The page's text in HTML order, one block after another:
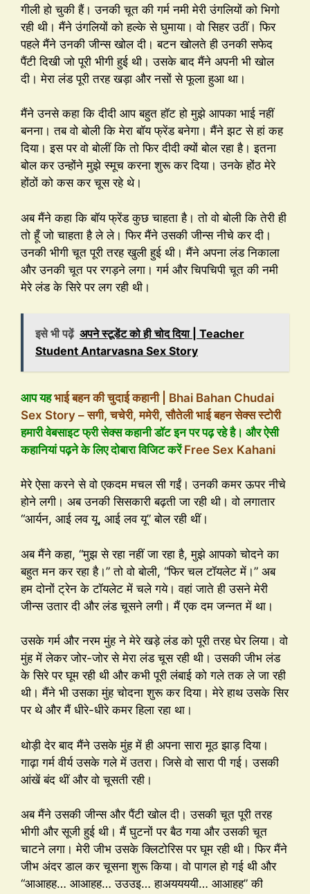
गीली हो चुकी हैं। उनकी चूत की गर्म नमी मेरी उंगलियों को भिगो
रही थी। मैंने उंगलियों को हल्के से घुमाया। वो सिहर उठीं। फिर
पहले मैंने उनकी जीन्स खोल दी। बटन खोलते ही उनकी सफेद
पैंटी दिखी जो पूरी भीगी हुई थी। उसके बाद मैंने अपनी भी खोल
दी। मेरा लंड पूरी तरह खड़ा और नसों से फूला हुआ था।
मैंने उनसे कहा कि दीदी आप बहुत हॉट हो मुझे आपका भाई नहीं
बनना। तब वो बोली कि मेरा बॉय फ्रेंड बनेगा। मैंने झट से हां कह
दिया। इस पर वो बोलीं कि तो फिर दीदी क्यों बोल रहा है। इतना
बोल कर उन्होंने मुझे स्मूच करना शुरू कर दिया। उनके होंठ मेरे
होंठों को कस कर चूस रहे थे।
अब मैंने कहा कि बॉय फ्रेंड कुछ चाहता है। तो वो बोली कि तेरी ही
तो हूँ जो चाहता है ले ले। फिर मैंने उसकी जीन्स नीचे कर दी।
उनकी भीगी चूत पूरी तरह खुली हुई थी। मैंने अपना लंड निकाला
और उनकी चूत पर रगड़ने लगा। गर्म और चिपचिपी चूत की नमी
मेरे लंड के सिरे पर लग रही थी।
इसे भी पढ़ें अपने स्टूडेंट को ही चोद दिया | Teacher
Student Antarvasna Sex Story
आप यहभाई बहन की चुदाई कहानी | Bhai Bahan Chudai
Sex Story – सगी, चचेरी, ममेरी, सौतेली भाई बहन सेक्स स्टोरी
हमारी वेबसाइट फ्री सेक्स कहानी डॉट इन पर पढ़ रहे है। और ऐसी
कहानियां पढ़ने के लिए दोबारा विजिट करेंFree Sex Kahani
मेरे ऐसा करने से वो एकदम मचल सी गईं। उनकी कमर ऊपर नीचे
होने लगी। अब उनकी सिसकारी बढ़ती जा रही थी। वो लगातार
“आर्यन, आई लव यू, आई लव यू” बोल रही थीं।
अब मैंने कहा, “मुझ से रहा नहीं जा रहा है, मुझे आपको चोदने का
बहुत मन कर रहा है।” तो वो बोली, “फिर चल टॉयलेट में।” अब
हम दोनों ट्रेन के टॉयलेट में चले गये। वहां जाते ही उसने मेरी
जीन्स उतार दी और लंड चूसने लगी। मैं एक दम जन्नत में था।
उसके गर्म और नरम मुंह ने मेरे खड़े लंड को पूरी तरह घेर लिया। वो
मुंह में लेकर जोर-जोर से मेरा लंड चूस रही थी। उसकी जीभ लंड
के सिरे पर घूम रही थी और कभी पूरी लंबाई को गले तक ले जा रही
थी। मैंने भी उसका मुंह चोदना शुरू कर दिया। मेरे हाथ उसके सिर
पर थे और मैं धीरे-धीरे कमर हिला रहा था।
थोड़ी देर बाद मैंने उसके मुंह में ही अपना सारा मूठ झाड़ दिया।
गाढ़ा गर्म वीर्य उसके गले में उतरा। जिसे वो सारा पी गई। उसकी
आंखें बंद थीं और वो चूसती रही।
अब मैंने उसकी जीन्स और पैंटी खोल दी। उसकी चूत पूरी तरह
भीगी और सूजी हुई थी। मैं घुटनों पर बैठ गया और उसकी चूत
चाटने लगा। मेरी जीभ उसके क्लिटोरिस पर घूम रही थी। फिर मैंने
जीभ अंदर डाल कर चूसना शुरू किया। वो पागल हो गई थी और
“आआहह… आआहह… उउउइ… हाअययययी… आआहह” की